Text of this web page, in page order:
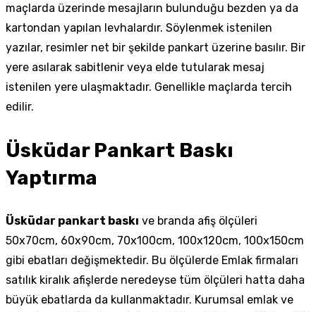
maçlarda üzerinde mesajların bulunduğu bezden ya da
kartondan yapılan levhalardır. Söylenmek istenilen
yazılar, resimler net bir şekilde pankart üzerine basılır. Bir
yere asılarak sabitlenir veya elde tutularak mesaj
istenilen yere ulaşmaktadır. Genellikle maçlarda tercih
edilir.
Üsküdar Pankart Baskı
Yaptırma
Üsküdar pankart baskı ve branda afiş ölçüleri
50x70cm, 60x90cm, 70x100cm, 100x120cm, 100x150cm
gibi ebatları değişmektedir. Bu ölçülerde Emlak firmaları
satılık kiralık afişlerde neredeyse tüm ölçüleri hatta daha
büyük ebatlarda da kullanmaktadır. Kurumsal emlak ve